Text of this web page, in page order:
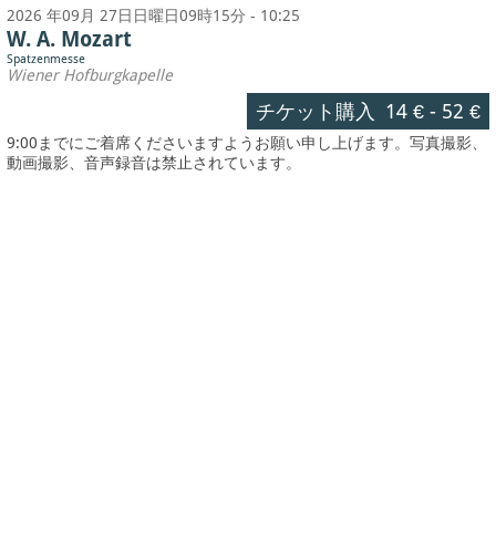
2026 年09月 27日日曜日09時15分 - 10:25
W. A. Mozart
Spatzenmesse
Wiener Hofburgkapelle
チケット購入 14 €- 52 €
9:00までにご着席くださいますようお願い申し上げます。写真撮影、
動画撮影、音声録音は禁止されています。